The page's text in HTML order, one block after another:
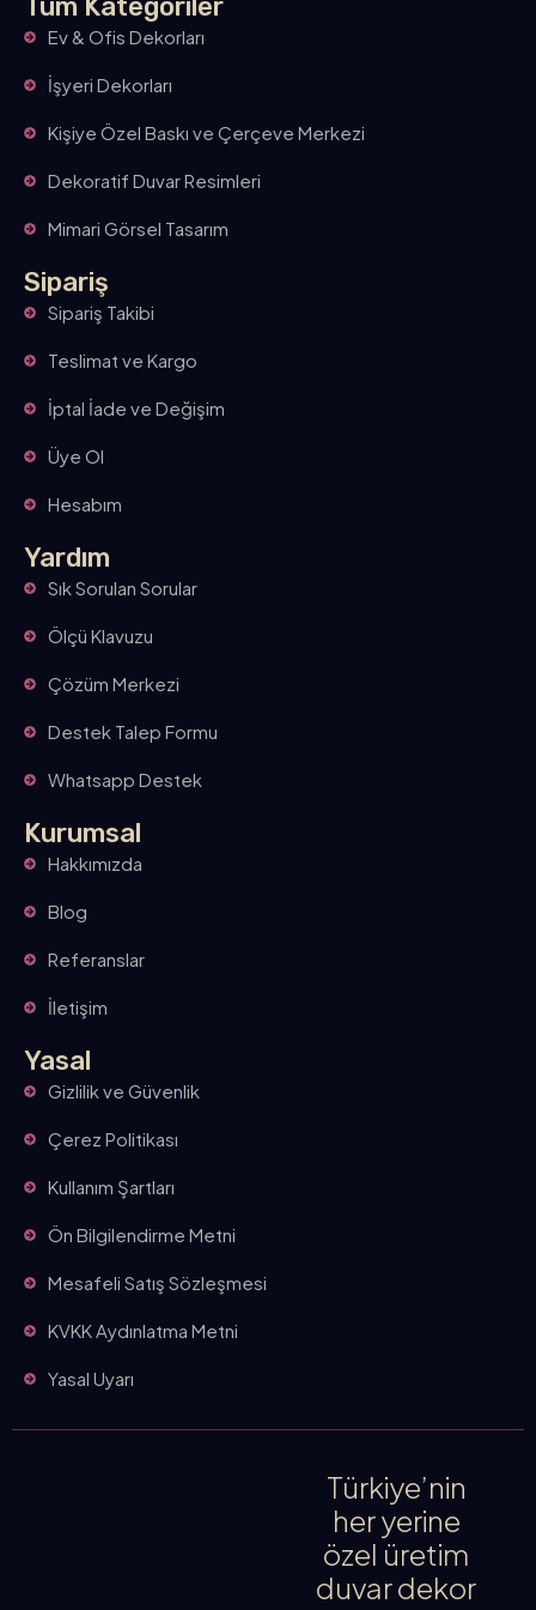
Tüm Kategoriler
Ev & Ofis Dekorları
İşyeri Dekorları
Kişiye Özel Baskı ve Çerçeve Merkezi
Dekoratif Duvar Resimleri
Mimari Görsel Tasarım
Sipariş
Sipariş Takibi
Teslimat ve Kargo
İptal İade ve Değişim
Üye Ol
Hesabım
Yardım
Sık Sorulan Sorular
Ölçü Klavuzu
Çözüm Merkezi
Destek Talep Formu
Whatsapp Destek
Kurumsal
Hakkımızda
Blog
Referanslar
İletişim
Yasal
Gizlilik ve Güvenlik
Çerez Politikası
Kullanım Şartları
Ön Bilgilendirme Metni
Mesafeli Satış Sözleşmesi
KVKK Aydınlatma Metni
Yasal Uyarı
Türkiye’nin
her yerine
özel üretim
duvar dekor